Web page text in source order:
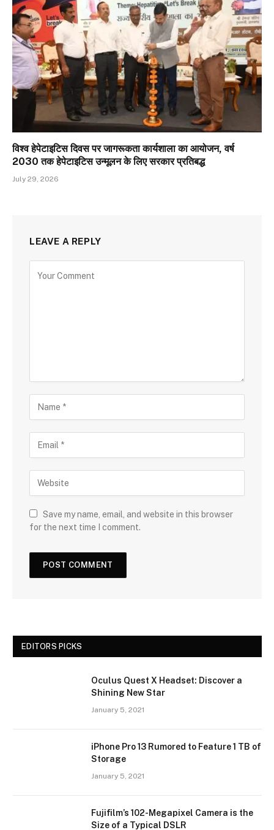
विश्व हेपेटाइटिस दिवस पर जागरूकता कार्यशाला का आयोजन, वर्ष
2030 तक हेपेटाइटिस उन्मूलन के लिए सरकार प्रतिबद्ध
July 29, 2026
LEAVE A REPLY
Save my name, email, and website in this browser
for the next time I comment.
EDITORS PICKS
Oculus Quest X Headset: Discover a
Shining New Star
January 5, 2021
iPhone Pro 13 Rumored to Feature 1 TB of
Storage
January 5, 2021
Fujifilm’s 102-Megapixel Camera is the
Size of a Typical DSLR